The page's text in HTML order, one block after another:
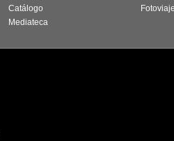
Catálogo
Mediateca